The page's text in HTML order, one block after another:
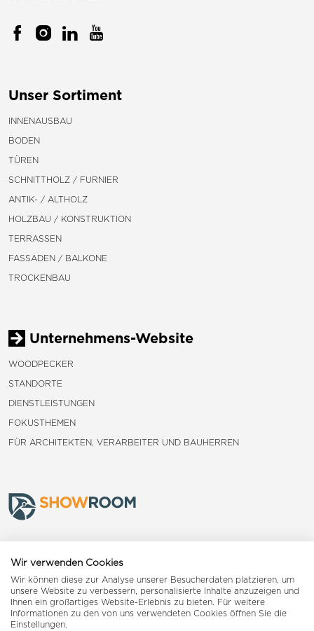
Unser Sortiment
INNENAUSBAU
BODEN
TÜREN
SCHNITTHOLZ / FURNIER
ANTIK- / ALTHOLZ
HOLZBAU / KONSTRUKTION
TERRASSEN
FASSADEN / BALKONE
TROCKENBAU
Unternehmens-Website
WOODPECKER
STANDORTE
DIENSTLEISTUNGEN
FOKUSTHEMEN
FÜR ARCHITEKTEN, VERARBEITER UND BAUHERREN
Landquart
Reiden
Wir verwenden Cookies
Wir können diese zur Analyse unserer Besucherdaten platzieren, um
unsere Website zu verbessern, personalisierte Inhalte anzuzeigen und
Ihnen ein großartiges Website-Erlebnis zu bieten. Für weitere
Informationen zu den von uns verwendeten Cookies öffnen Sie die
Einstellungen.